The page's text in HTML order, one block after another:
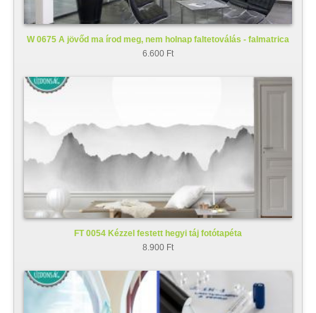
W 0675 A jövőd ma írod meg, nem holnap faltetoválás - falmatrica
6.600 Ft
FT 0054 Kézzel festett hegyi táj fotótapéta
8.900 Ft